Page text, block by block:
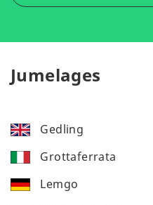
Jumelages
Gedling
Grottaferrata
Lemgo